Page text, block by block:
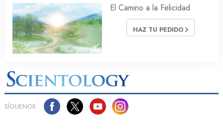
El Camino a la Felicidad
HAZ TU PEDIDO
SÍGUENOS